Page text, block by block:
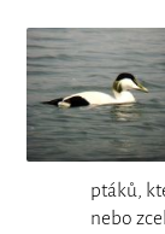
ptáků,
nebo